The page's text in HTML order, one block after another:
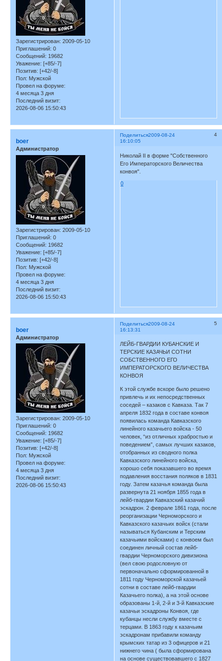
Зарегистрирован: 2009-05-10
Приглашений: 0
Сообщений: 19682
Уважение: [+85/-7]
Позитив: [+42/-8]
Пол: Мужской
Провел на форуме:
4 месяца 3 дня
Последний визит:
2026-08-06 15:50:43
Поделиться 4
2009-08-24
16:10:05
boer
Администратор
Зарегистрирован: 2009-05-10
Приглашений: 0
Сообщений: 19682
Уважение: [+85/-7]
Позитив: [+42/-8]
Пол: Мужской
Провел на форуме:
4 месяца 3 дня
Последний визит:
2026-08-06 15:50:43
Николай II в форме "Собственного
Его Императорского Величества
конвоя".
0
Поделиться 5
2009-08-24
16:13:31
boer
Администратор
Зарегистрирован: 2009-05-10
Приглашений: 0
Сообщений: 19682
Уважение: [+85/-7]
Позитив: [+42/-8]
Пол: Мужской
Провел на форуме:
4 месяца 3 дня
Последний визит:
2026-08-06 15:50:43
ЛЕЙБ-ГВАРДИИ КУБАНСКИЕ И
ТЕРСКИЕ КАЗАЧЬИ СОТНИ
СОБСТВЕННОГО ЕГО
ИМПЕРАТОРСКОГО ВЕЛИЧЕСТВА
КОНВОЯ
К этой службе вскоре было решено
привлечь и их непосредственных
соседей – казаков с Кавказа. Так 7
апреля 1832 года в составе конвоя
появилась команда Кавказского
линейного казачьего войска - 50
человек, “из отличных храбростью и
поведением”, самых лучших казаков,
отобранных из сводного полка
Кавказского линейного войска,
хорошо себя показавшего во время
подавления восстания поляков в 1831
году. Затем казачья команда была
развернута 21 ноября 1855 года в
лейб-гвардии Кавказский казачий
эскадрон. 2 феврале 1861 года, после
реорганизации Черноморского и
Кавказского казачьих войск (стали
называться Кубанским и Терским
казачьими войсками) с конвоем был
соединен личный состав лейб-
гвардии Черноморского дивизиона
(вел свою родословную от
первоначально сформированной в
1811 году Черноморской казачьей
сотни в составе лейб-гвардии
Казачьего полка), а на этой основе
образованы 1-й, 2-й и 3-й Кавказские
казачьи эскадроны Конвоя, где
кубанцы несли службу вместе с
терцами. В 1863 году к казачьим
эскадронам прибавили команду
крымских татар из 3 офицеров и 21
нижнего чина ( была сформирована
на основе существовавшего с 1827